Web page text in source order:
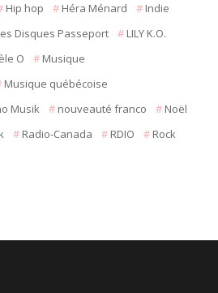
Hip hop Héra Ménard
Indie
Disques Passeport
LILY K.O.
O
Musique
Musique québécoise
Musik nouveauté franco
Noël
Radio-Canada RDIO
Rock